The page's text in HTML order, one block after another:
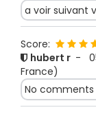
a voir suivant
Score:
hubert r -
France)
No comments